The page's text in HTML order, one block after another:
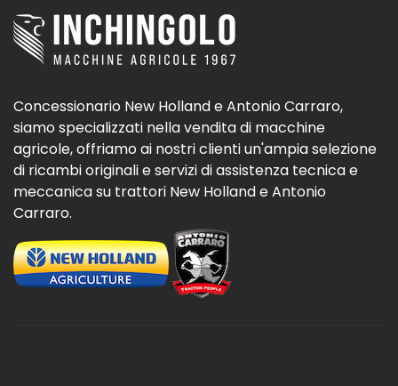
Concessionario New Holland e Antonio Carraro,
siamo specializzati nella vendita di macchine
agricole, offriamo ai nostri clienti un'ampia selezione
di ricambi originali e servizi di assistenza tecnica e
meccanica su trattori New Holland e Antonio
Carraro.